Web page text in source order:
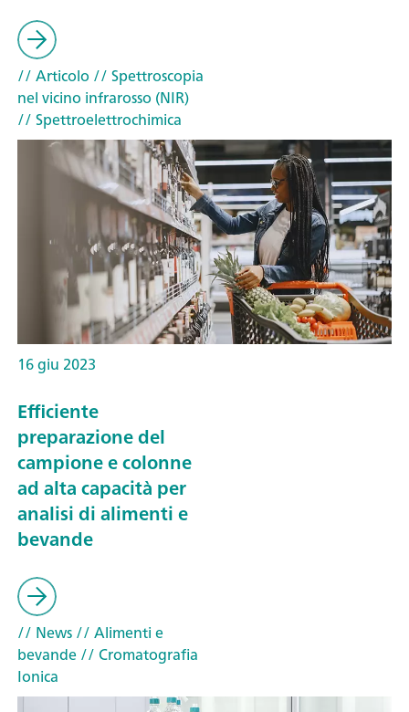
// Articolo // Spettroscopia
nel vicino infrarosso (NIR)
// Spettroelettrochimica
16 giu 2023
Efficiente
preparazione del
campione e colonne
ad alta capacità per
analisi di alimenti e
bevande
// News// Alimenti e
bevande// Cromatografia
Ionica